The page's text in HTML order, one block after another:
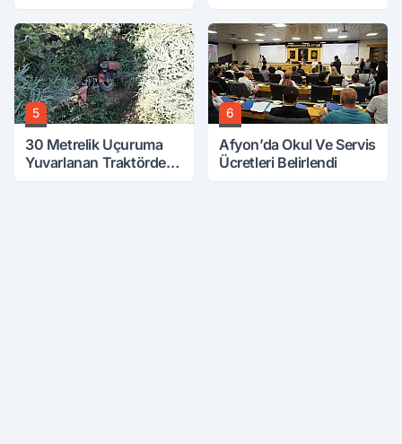
5
30 Metrelik Uçuruma
Yuvarlanan Traktörden
6
Afyon’da Okul Ve Servis
Ücretleri Belirlendi